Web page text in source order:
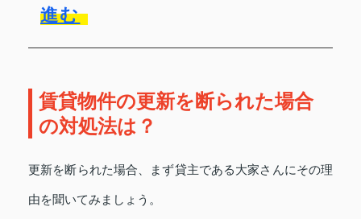
進む
賃貸物件の更新を断られた場合
の対処法は？
更新を断られた場合、まず貸主である大家さんにその理
由を聞いてみましょう。